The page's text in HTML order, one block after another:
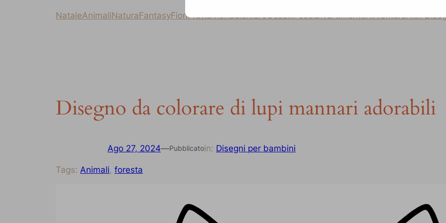
NataleAnimaliNaturaFantasyFioriFruttaMandalaMareUccelliPesciDivertimentoAvventuraAltri
Disegno da colorare di lupi mannari adorabili
Ago 27, 2024—Pubblicatoin: Disegni per bambini
Tags: Animali, foresta